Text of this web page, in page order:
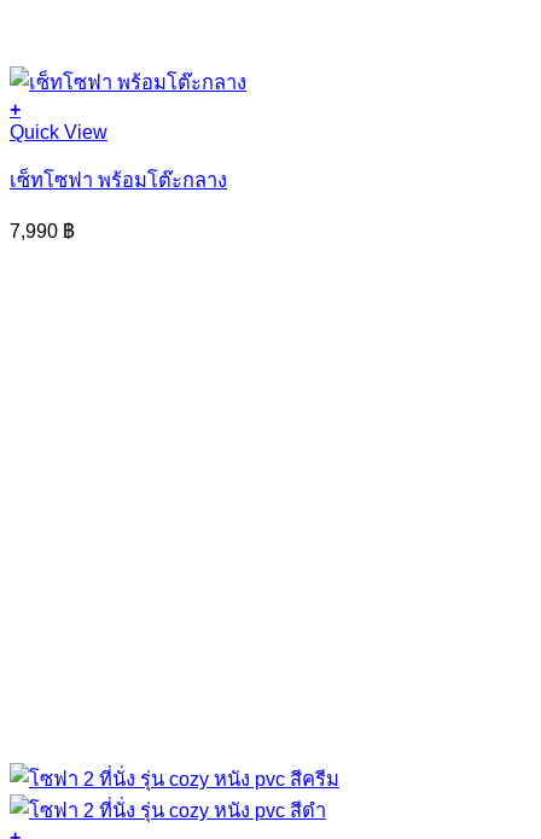
+
Quick View
เซ็ทโซฟา พร้อมโต๊ะกลาง
7,990 ฿